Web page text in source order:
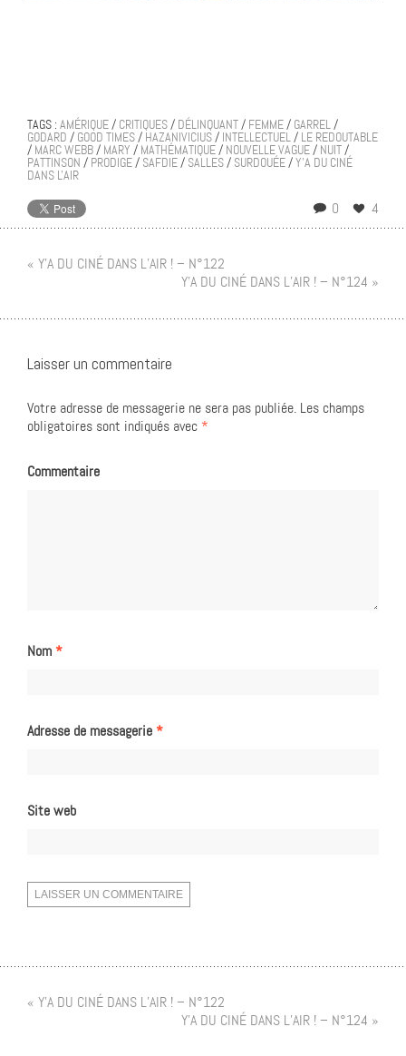
TAGS : AMÉRIQUE/ CRITIQUES/ DÉLINQUANT/ FEMME/ GARREL/
GODARD / GOOD TIMES/ HAZANIVICIUS/ INTELLECTUEL/ LE REDOUTABLE
/ MARC WEBB/ MARY / MATHÉMATIQUE/ NOUVELLE VAGUE/ NUIT/
PATTINSON / PRODIGE/ SAFDIE/ SALLES/ SURDOUÉE/Y'A DU CINÉ
DANS L'AIR
0 4
« Y’A DU CINÉ DANS L’AIR ! – N°122
Y’A DU CINÉ DANS L’AIR ! – N°124 »
Laisser un commentaire
Votre adresse de messagerie ne sera pas publiée. Les champs
obligatoires sont indiqués avec *
Commentaire
Nom*
Adresse de messagerie*
Site web
« Y’A DU CINÉ DANS L’AIR ! – N°122
Y’A DU CINÉ DANS L’AIR ! – N°124 »